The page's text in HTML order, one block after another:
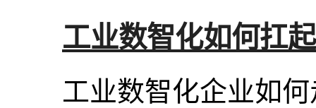
工业数智化如何扛
工业数智化企业如